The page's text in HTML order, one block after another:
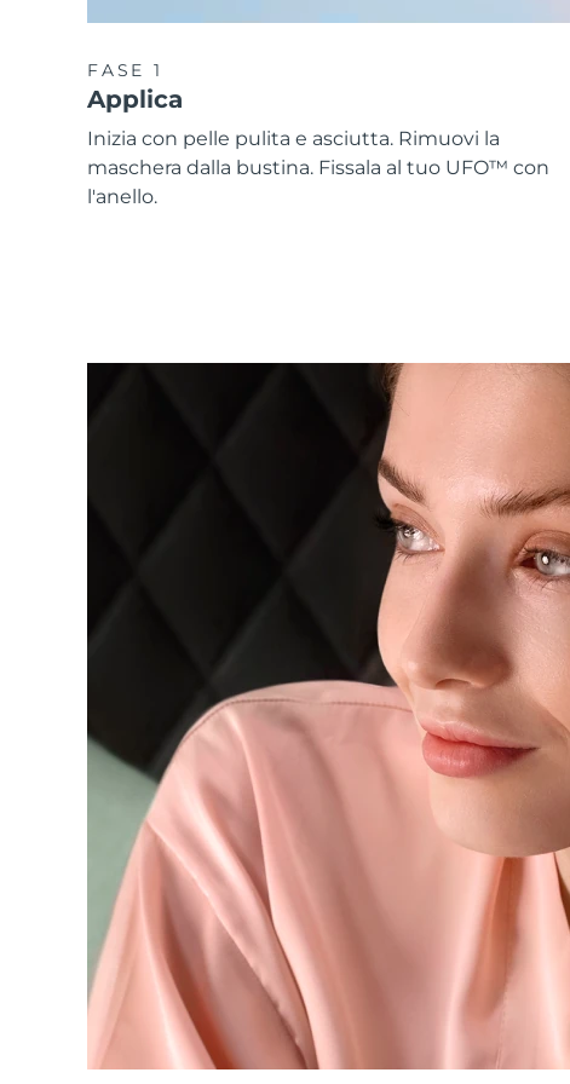
FASE 1
Applica
Inizia con pelle pulita e asciutta. Rimuovi la
maschera dalla bustina. Fissala al tuo UFO™ con
l'anello.